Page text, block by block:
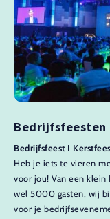
Bedrijfsfeesten
Bedrijfsfeest I
Heb je iets te vieren
voor jou! Van een
wel 5000 gasten, wij
voor je